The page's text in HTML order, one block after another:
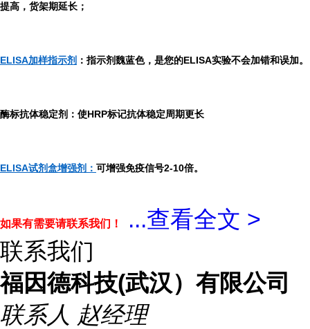
提高，货架期延长；
ELISA加样指示剂 ：指示剂魏蓝色，是您的ELISA实验不会加错和误加。
酶标抗体稳定剂：使HRP标记抗体稳定周期更长
ELISA试剂盒增强剂： 可增强免疫信号2-10倍。
如果有需要请联系我们！ ...查看全文 >
联系我们
福因德科技(武汉）有限公司
联系人 赵经理